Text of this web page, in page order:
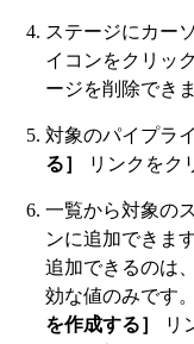
ステージにカー
イコンをクリッ
ージを削除できま
対象のパイプラ
る］
リンクをク
一覧から対象の
ンに追加できます
追加できるのは
効な値のみです
を作成する］
リ